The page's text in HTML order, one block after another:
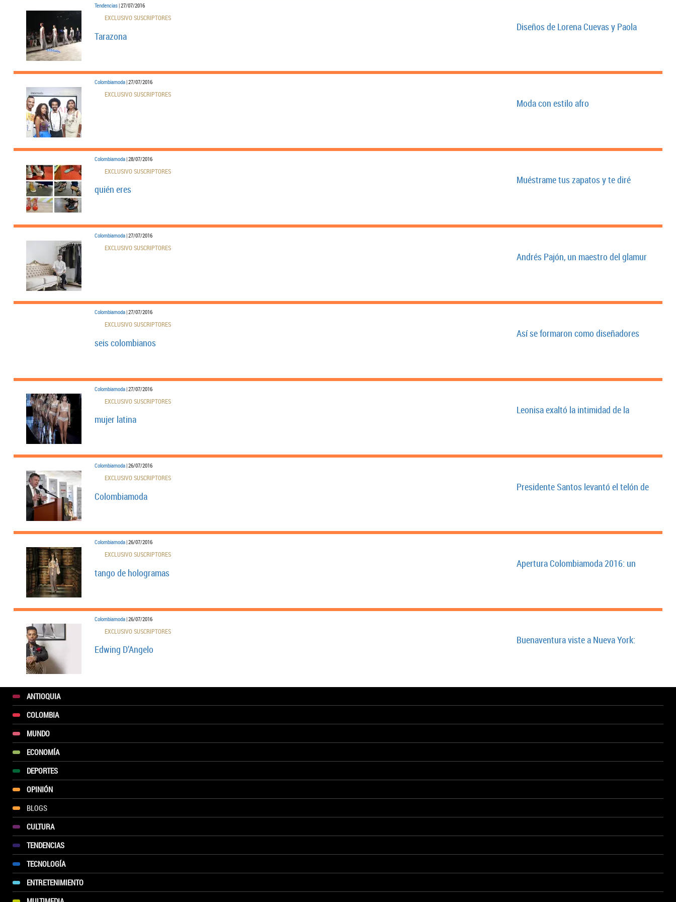
Tendencias| 27/07/2016
EXCLUSIVO SUSCRIPTORES
Diseños de Lorena Cuevas y Paola
Tarazona
Colombiamoda| 27/07/2016
EXCLUSIVO SUSCRIPTORES
Moda con estilo afro
Colombiamoda| 28/07/2016
EXCLUSIVO SUSCRIPTORES
Muéstrame tus zapatos y te diré
quién eres
Colombiamoda| 27/07/2016
EXCLUSIVO SUSCRIPTORES
Andrés Pajón, un maestro del glamur
Colombiamoda| 27/07/2016
EXCLUSIVO SUSCRIPTORES
Así se formaron como diseñadores
seis colombianos
Colombiamoda| 27/07/2016
EXCLUSIVO SUSCRIPTORES
Leonisa exaltó la intimidad de la
mujer latina
Colombiamoda| 26/07/2016
EXCLUSIVO SUSCRIPTORES
Presidente Santos levantó el telón de
Colombiamoda
Colombiamoda| 26/07/2016
EXCLUSIVO SUSCRIPTORES
Apertura Colombiamoda 2016: un
tango de hologramas
Colombiamoda| 26/07/2016
EXCLUSIVO SUSCRIPTORES
Buenaventura viste a Nueva York:
Edwing D’Angelo
ANTIOQUIA
COLOMBIA
MUNDO
ECONOMÍA
DEPORTES
OPINIÓN
BLOGS
CULTURA
TENDENCIAS
TECNOLOGÍA
ENTRETENIMIENTO